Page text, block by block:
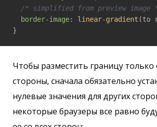
/* simplified from preview image
border-image: linear-gradient (to
Чтобы разместить границу только
стороны, сначала обязательно
нулевые значения для других
некоторые браузеры все равно